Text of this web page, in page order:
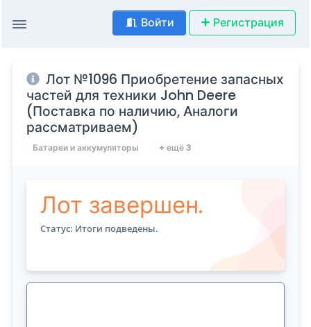
Войти Регистрация
Лот №1096 Приобретение запасных
частей для техники John Deere
(Поставка по наличию, Аналоги
рассматриваем)
Батареи и аккумуляторы + ещё 3
Лот завершен.
Статус: Итоги подведены.